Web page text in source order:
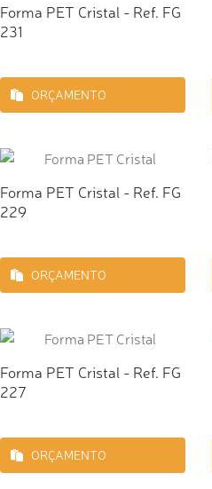
Forma PET Cristal - Ref. FG
231
ORÇAMENTO
Forma PET Cristal - Ref. FG
229
ORÇAMENTO
Forma PET Cristal - Ref. FG
227
ORÇAMENTO